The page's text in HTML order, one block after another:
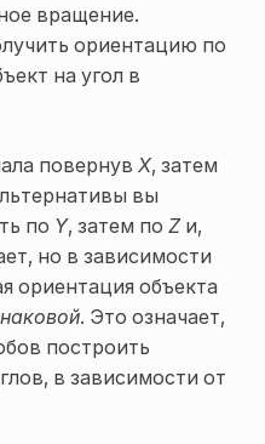
вращение.
ориентацию по
на угол в
повернув X, затем
вы
по Y, затем по Zи,
но в зависимости
ориентация объекта
. Это означает,
построить
в зависимости от